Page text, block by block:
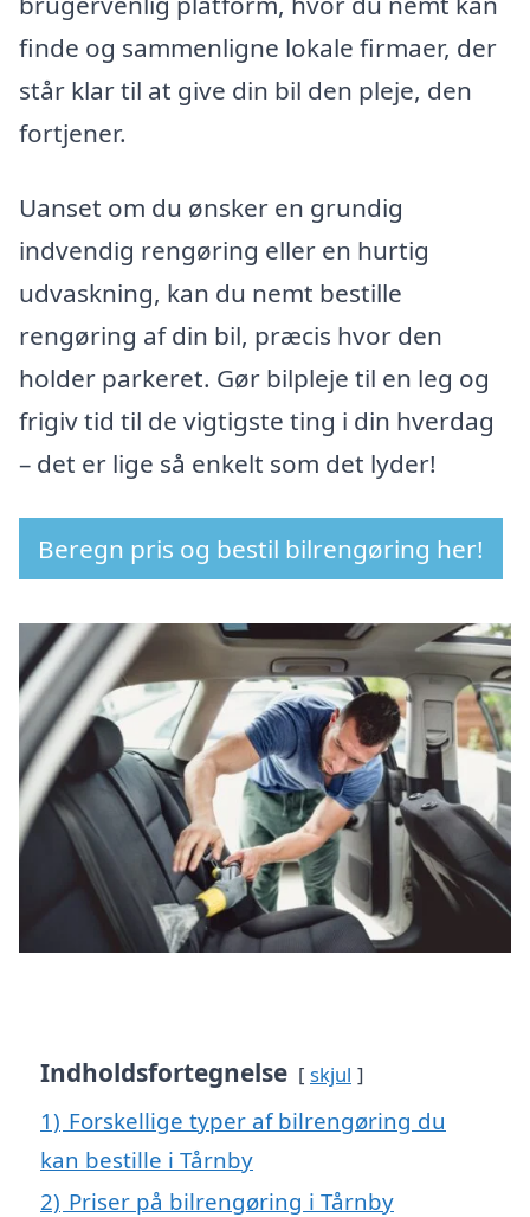
finde og sammenligne lokale firmaer, der
står klar til at give din bil den pleje, den
fortjener.
Uanset om du ønsker en grundig
indvendig rengøring eller en hurtig
udvaskning, kan du nemt bestille
rengøring af din bil, præcis hvor den
holder parkeret. Gør bilpleje til en leg og
frigiv tid til de vigtigste ting i din hverdag
– det er lige så enkelt som det lyder!
Beregn pris og bestil bilrengøring her!
Indholdsfortegnelse skjul
1) Forskellige typer af bilrengøring du
kan bestille i Tårnby
2) Priser på bilrengøring i Tårnby